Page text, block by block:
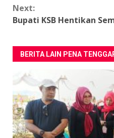
Next:
Bupati KSB Hentikan
BERITA LAIN PENA